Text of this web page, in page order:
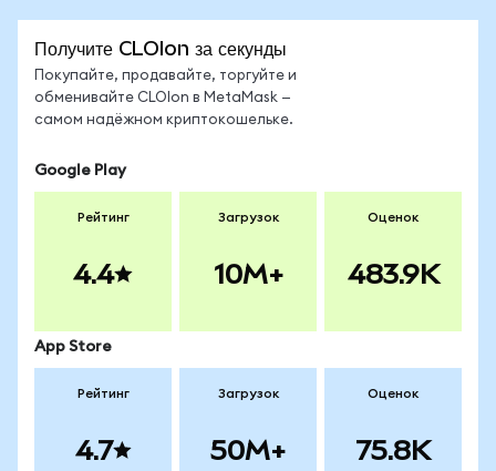
Получите CLOIon за секунды
Покупайте, продавайте, торгуйте и
обменивайте CLOIon в MetaMask —
самом надёжном криптокошельке.
Google Play
Рейтинг
4.4
Загрузок
10M+
Оценок
483.9K
App Store
Рейтинг
4.7
Загрузок
50M+
Оценок
75.8K